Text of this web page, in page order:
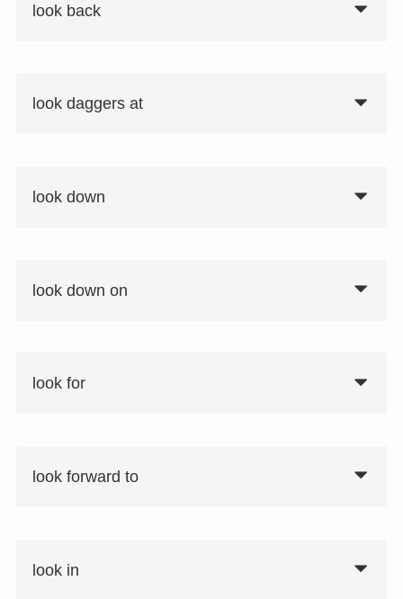
look back
look daggers at
look down
look down on
look for
look forward to
look in